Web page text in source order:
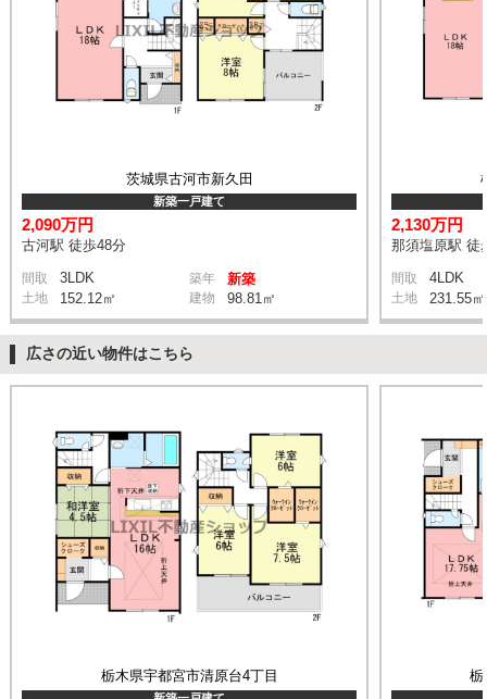
茨城県古河市新久田
新築一戸建て
2,090万円
古河駅 徒歩48分
間取 3LDK 築年 新築
土地 152.12㎡ 建物 98.81㎡
2,130万円
那須塩原駅 徒
間取 4LDK
土地 231.55㎡
広さの近い物件はこちら
栃木県宇都宮市清原台4丁目 栃